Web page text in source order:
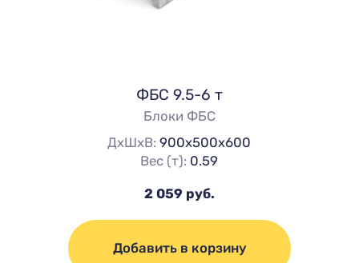
ФБС 9.5-6 т
Блоки ФБС
ДхШхВ:900х500х600
Вес (т): 0.59
2 059 руб.
Добавить в корзину